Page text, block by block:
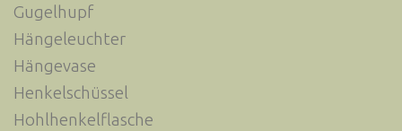
Gugelhupf
Hängeleuchter
Hängevase
Henkelschüssel
Hohlhenkelflasche